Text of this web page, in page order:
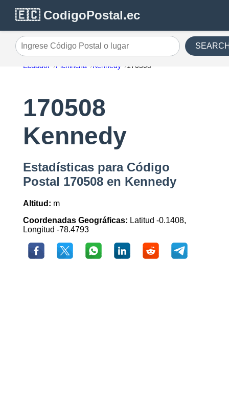
🇪🇨 CodigoPostal.ec
Ingrese Código Postal o lugar
Ecuador Pichincha Kennedy 170508
170508
Kennedy
Estadísticas para Código
Postal 170508 en Kennedy
Altitud: m
Coordenadas Geográficas: Latitud -0.1408,
Longitud -78.4793